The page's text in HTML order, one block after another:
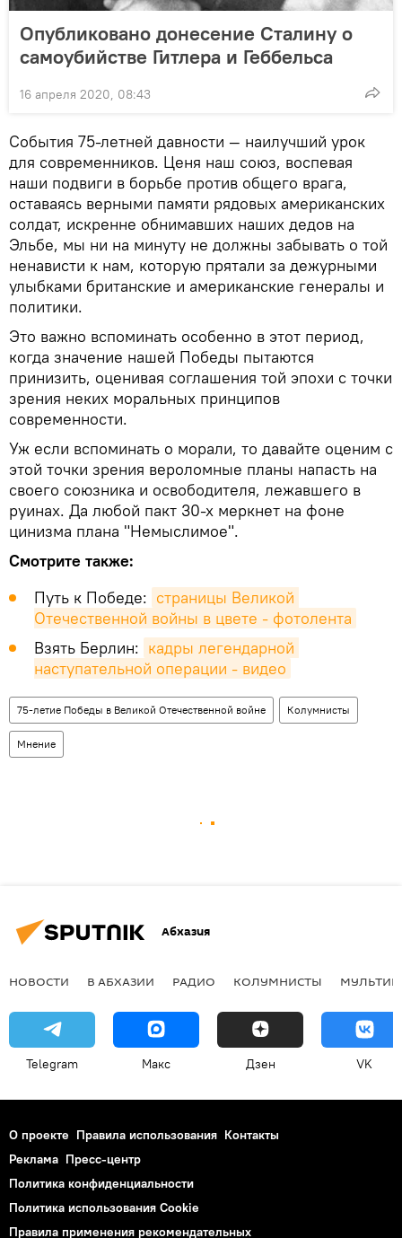
Опубликовано донесение Сталину о
самоубийстве Гитлера и Геббельса
16 апреля 2020, 08:43
События 75-летней давности — наилучший урок
для современников. Ценя наш союз, воспевая
наши подвиги в борьбе против общего врага,
оставаясь верными памяти рядовых американских
солдат, искренне обнимавших наших дедов на
Эльбе, мы ни на минуту не должны забывать о той
ненависти к нам, которую прятали за дежурными
улыбками британские и американские генералы и
политики.
Это важно вспоминать особенно в этот период,
когда значение нашей Победы пытаются
принизить, оценивая соглашения той эпохи с точки
зрения неких моральных принципов
современности.
Уж если вспоминать о морали, то давайте оценим с
этой точки зрения вероломные планы напасть на
своего союзника и освободителя, лежавшего в
руинах. Да любой пакт 30-х меркнет на фоне
цинизма плана "Немыслимое".
Смотрите также:
Путь к Победе: страницы Великой
Отечественной войны в цвете - фотолента
Взять Берлин: кадры легендарной
наступательной операции - видео
75-летие Победы в Великой Отечественной войне Колумнисты
Мнение
Абхазия
НОВОСТИ В АБХАЗИИ РАДИО КОЛУМНИСТЫ
Telegram Макс Дзен VK
О проекте Правила использования Контакты
Реклама Пресс-центр
Политика конфиденциальности
Политика использования Cookie
Правила применения рекомендательных